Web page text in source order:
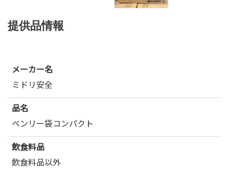
提供品情報
メーカー名
ミドリ安全
品名
ベンリー袋コンパクト
飲食料品
飲食料品以外